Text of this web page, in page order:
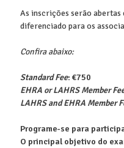
As inscrições serão abertas
diferenciado para os
Confira abaixo:
Standard Fee: €750
EHRA or LAHRS Member
LAHRS and EHRA Member
Programe-se para
O principal objetivo do